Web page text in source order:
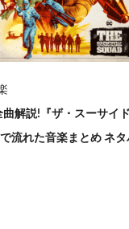
曲解説!『ザ・スーサイ
流れた音楽まとめ ネタ